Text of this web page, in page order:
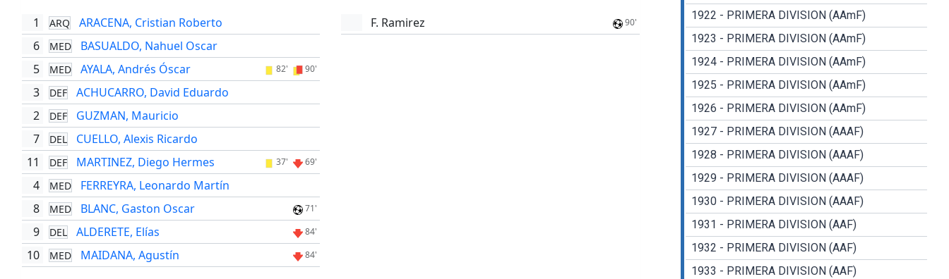
1 ARQ
ARACENA, Cristian Roberto
6
MED
BASUALDO, Nahuel Oscar
5
MED AYALA, Andrés Óscar 82' 90'
3 DEF
ACHUCARRO, David Eduardo
2
DEF
GUZMAN, Mauricio
7
DEL
CUELLO, Alexis Ricardo
11
DEF MARTINEZ, Diego Hermes 37' 69'
4 MED
FERREYRA, Leonardo Martín
8
MED BLANC, Gaston Oscar 71'
9 DEL ALDERETE, Elías 84'
10 MED MAIDANA, Agustín 84'
F. Ramirez 90'
1922 - PRIMERA DIVISION (AAmF)
1923 - PRIMERA DIVISION (AAmF)
1924 - PRIMERA DIVISION (AAmF)
1925 - PRIMERA DIVISION (AAmF)
1926 - PRIMERA DIVISION (AAmF)
1927 - PRIMERA DIVISION (AAAF)
1928 - PRIMERA DIVISION (AAAF)
1929 - PRIMERA DIVISION (AAAF)
1930 - PRIMERA DIVISION (AAAF)
1931 - PRIMERA DIVISION (AAF)
1932 - PRIMERA DIVISION (AAF)
1933 - PRIMERA DIVISION (AAF)